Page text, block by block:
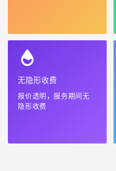
无隐形收费
报价透明，服务期间无
隐形收费